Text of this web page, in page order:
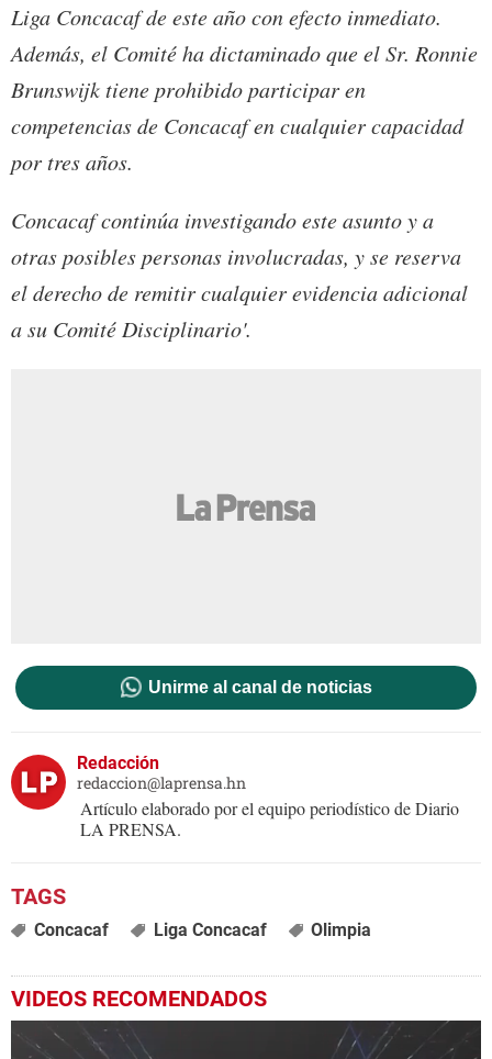
Liga Concacaf de este año con efecto inmediato.
Además, el Comité ha dictaminado que el Sr. Ronnie
Brunswijk tiene prohibido participar en
competencias de Concacaf en cualquier capacidad
por tres años.
Concacaf continúa investigando este asunto y a
otras posibles personas involucradas, y se reserva
el derecho de remitir cualquier evidencia adicional
a su Comité Disciplinario'.
Unirme al canal de noticias
Redacción
redaccion@laprensa.hn
Artículo elaborado por el equipo periodístico de Diario
LA PRENSA.
Concacaf Liga Concacaf Olimpia
VIDEOS RECOMENDADOS